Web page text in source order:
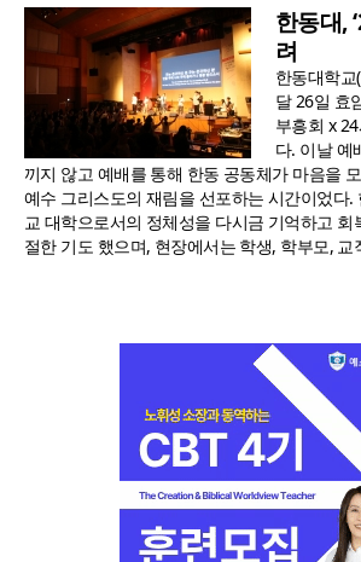
한동대,
려
한동대학
달 26일 효
부흥회 x
다. 이날 예
끼지 않고 예배를 통해 한동 공동체가 마음을
예수 그리스도의 재림을 선포하는 시간이었다.
교 대학으로서의 정체성을 다시금 기억하고 회
절한 기도 했으며, 현장에서는 학생, 학부모, 교